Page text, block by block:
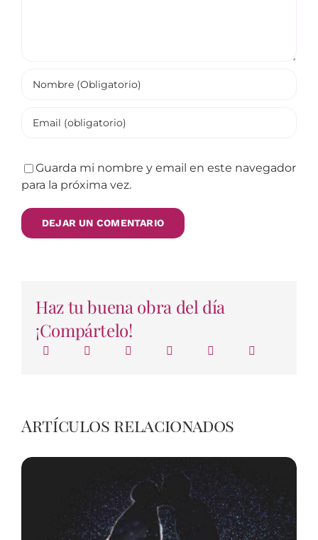
Guarda mi nombre y email en este navegador
para la próxima vez.
Haz tu buena obra del día
¡Compártelo!
Artículos relacionados